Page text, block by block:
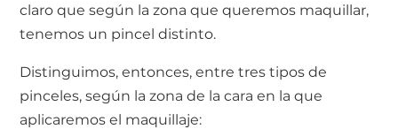
claro que según la zona que queremos maquillar,
tenemos un pincel distinto.
Distinguimos, entonces, entre tres tipos de
pinceles, según la zona de la cara en la que
aplicaremos el maquillaje: